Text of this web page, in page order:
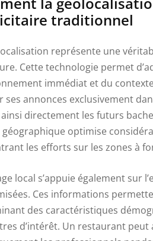
traditionnel
représente une
Cette technologie permet
immédiat et du
ses annonces exclusivement
directement les futurs
géographique optimise
les efforts sur les zones à
local s’appuie également sur
Ces informations
des caractéristiques
d’intérêt. Un restaurant